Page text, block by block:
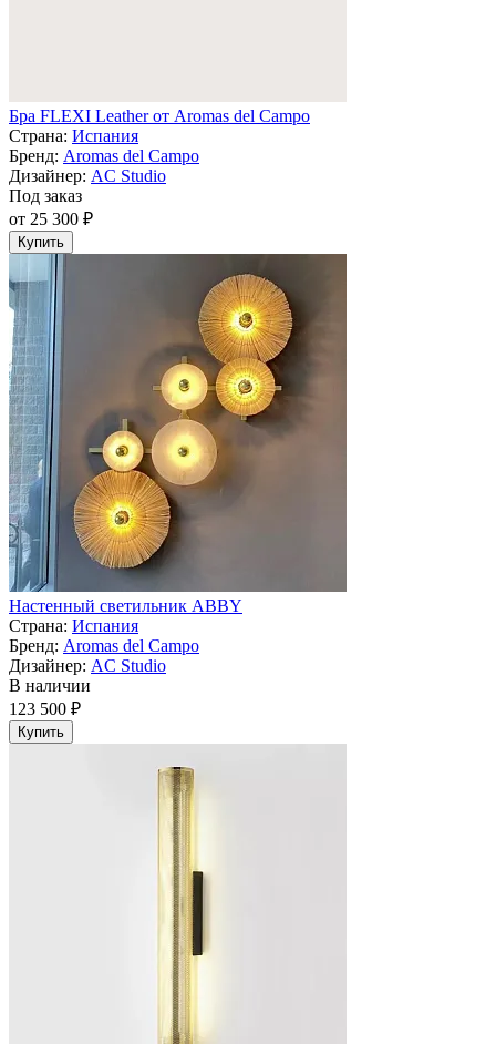
Бра FLEXI Leather от Aromas del Campo
Страна: Испания
Бренд: Aromas del Campo
Дизайнер: AC Studio
Под заказ
от 25 300 ₽
Купить
Настенный светильник ABBY
Страна: Испания
Бренд: Aromas del Campo
Дизайнер: AC Studio
В наличии
123 500 ₽
Купить